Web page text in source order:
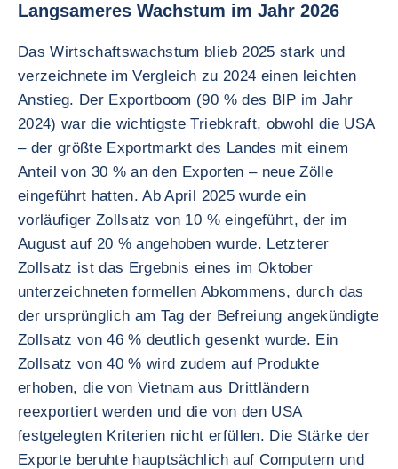
Langsameres Wachstum im Jahr 2026
Das Wirtschaftswachstum blieb 2025 stark und
verzeichnete im Vergleich zu 2024 einen leichten
Anstieg. Der Exportboom (90 % des BIP im Jahr
2024) war die wichtigste Triebkraft, obwohl die USA
– der größte Exportmarkt des Landes mit einem
Anteil von 30 % an den Exporten – neue Zölle
eingeführt hatten. Ab April 2025 wurde ein
vorläufiger Zollsatz von 10 % eingeführt, der im
August auf 20 % angehoben wurde. Letzterer
Zollsatz ist das Ergebnis eines im Oktober
unterzeichneten formellen Abkommens, durch das
der ursprünglich am Tag der Befreiung angekündigte
Zollsatz von 46 % deutlich gesenkt wurde. Ein
Zollsatz von 40 % wird zudem auf Produkte
erhoben, die von Vietnam aus Drittländern
reexportiert werden und die von den USA
festgelegten Kriterien nicht erfüllen. Die Stärke der
Exporte beruhte hauptsächlich auf Computern und